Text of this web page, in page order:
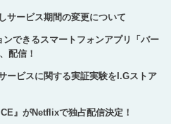
ービス期間の変更について
ンできるスマートフォンアプリ「バー
配信！
ービスに関する実証実験をI.Gストア
』がNetflixで独占配信決定！